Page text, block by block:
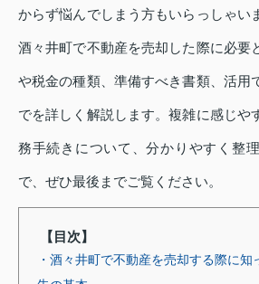
からず悩んでしまう方もいらっしゃい
酒々井町で不動産を売却した際に必要
や税金の種類、準備すべき書類、活用
でを詳しく解説します。複雑に感じや
務手続きについて、分かりやすく整
で、ぜひ最後までご覧ください。
【目次】
・酒々井町で不動産を売却する際に知